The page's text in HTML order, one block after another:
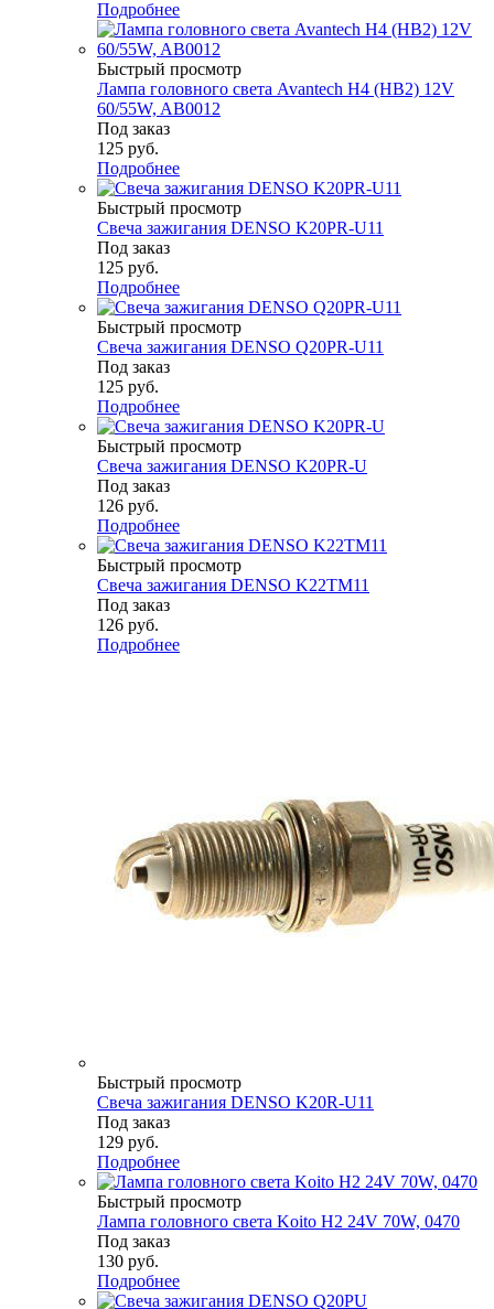
Подробнее
Быстрый просмотр
Лампа головного света Avantech H4 (HB2) 12V
60/55W, AB0012
Под заказ
125 руб.
Подробнее
Быстрый просмотр
Свеча зажигания DENSO K20PR-U11
Под заказ
125 руб.
Подробнее
Быстрый просмотр
Свеча зажигания DENSO Q20PR-U11
Под заказ
125 руб.
Подробнее
Быстрый просмотр
Свеча зажигания DENSO K20PR-U
Под заказ
126 руб.
Подробнее
Быстрый просмотр
Свеча зажигания DENSO K22TM11
Под заказ
126 руб.
Подробнее
Быстрый просмотр
Свеча зажигания DENSO K20R-U11
Под заказ
129 руб.
Подробнее
Быстрый просмотр
Лампа головного света Koito H2 24V 70W, 0470
Под заказ
130 руб.
Подробнее